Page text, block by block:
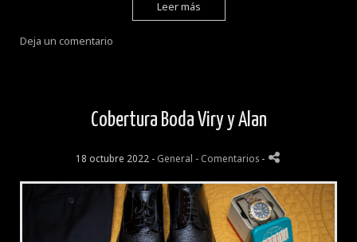
Leer más
Deja un comentario
Cobertura Boda Viry y Alan
18 octubre 2022 - General - Comentarios -